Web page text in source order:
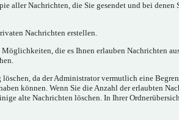
aller Nachrichten, die Sie gesendet und bei denen
Nachrichten erstellen.
die es Ihnen erlauben Nachrichten
löschen, da der Administrator vermutlich eine
können. Wenn Sie die Anzahl der erlaubten
alte Nachrichten löschen. In Ihrer